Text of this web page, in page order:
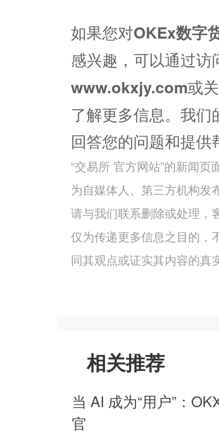
如果您对OKEx数字
感兴趣，可以通过访
www.okxjy.com或
了解更多信息。我
回答您的问题和提供
“交易所 官方网站”的新闻
为自媒体人、第三方机构发
请与我们联系删除或处理，
仅为传递更多信息之目的，
同其观点或证实其内容的真
相关推荐
当 AI 成为“用户”：
官